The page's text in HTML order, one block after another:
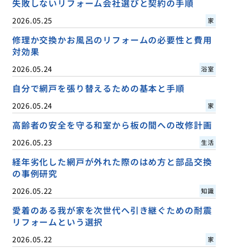
失敗しないリフォーム会社選びと契約の手順
2026.05.25 家
修理か交換かお風呂のリフォームの必要性と費用
対効果
2026.05.24 浴室
自分で網戸を張り替えるための基本と手順
2026.05.24 家
高齢者の安全を守る和室から板の間への改修計画
2026.05.23 生活
経年劣化した網戸が外れた際のはめ方と部品交換
の事例研究
2026.05.22 知識
愛着のある我が家を次世代へ引き継ぐための耐震
リフォームという選択
2026.05.22 家